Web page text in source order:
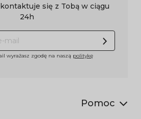
się z Tobą w ciągu
24h
wyrażasz zgodę na naszą politykę
Pomoc